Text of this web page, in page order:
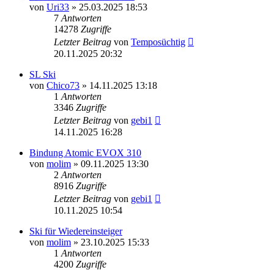
von Uri33 » 25.03.2025 18:53
7 Antworten
14278 Zugriffe
Letzter Beitrag von Temposüchtig
20.11.2025 20:32
SL Ski
von Chico73 » 14.11.2025 13:18
1 Antworten
3346 Zugriffe
Letzter Beitrag von gebi1
14.11.2025 16:28
Bindung Atomic EVOX 310
von molim » 09.11.2025 13:30
2 Antworten
8916 Zugriffe
Letzter Beitrag von gebi1
10.11.2025 10:54
Ski für Wiedereinsteiger
von molim » 23.10.2025 15:33
1 Antworten
4200 Zugriffe